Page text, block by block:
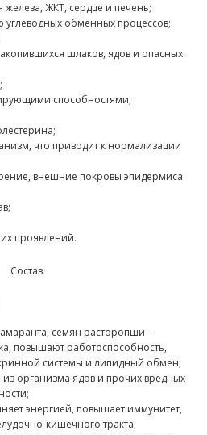
железа, ЖКТ, сердце и печень;
углеводных обменных процессов;
шлаков, ядов и опасных
способностями;
что приводит к нормализации
внешние покровы эпидермиса
проявлений.
Состав
семян расторопши –
повышают работоспособность,
системы и липидный обмен,
организма ядов и прочих вредных
энергией, повышает иммунитет,
кишечного тракта;